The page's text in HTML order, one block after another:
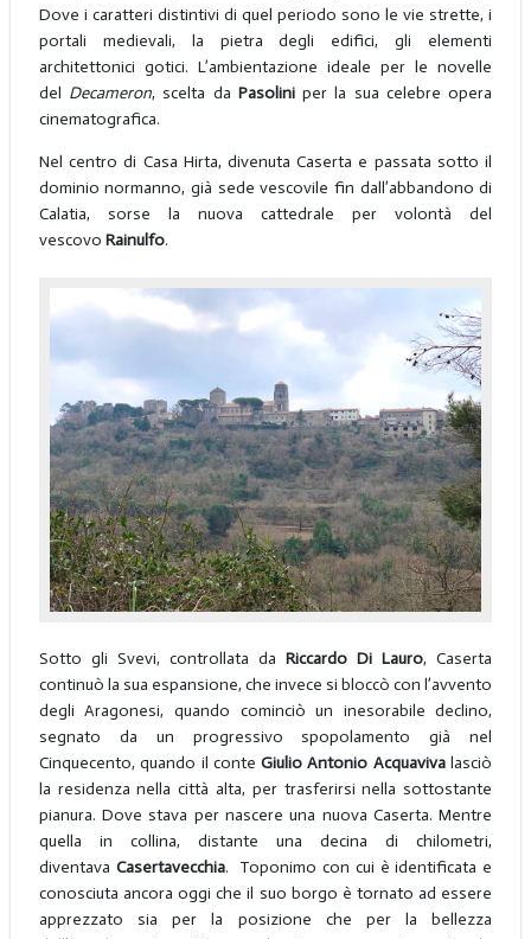
Dove i caratteri distintivi di quel periodo sono le vie strette, i
portali medievali, la pietra degli edifici, gli elementi
architettonici gotici. L’ambientazione ideale per le novelle
del Decameron, scelta da Pasoliniper la sua celebre opera
cinematografica.
Nel centro di Casa Hirta, divenuta Caserta e passata sotto il
dominio normanno, già sede vescovile fin dall’abbandono di
Calatia, sorse la nuova cattedrale per volontà del
vescovo Rainulfo.
Sotto gli Svevi, controllata daRiccardo Di Lauro, Caserta
continuò la sua espansione, che invece si bloccò con l’avvento
degli Aragonesi, quando cominciò un inesorabile declino,
segnato da un progressivo spopolamento già nel
Cinquecento, quando il conteGiulio Antonio Acquavivalasciò
la residenza nella città alta, per trasferirsi nella sottostante
pianura. Dove stava per nascere una nuova Caserta. Mentre
quella in collina, distante una decina di chilometri,
diventava Casertavecchia. Toponimo con cui è identificata e
conosciuta ancora oggi che il suo borgo è tornato ad essere
apprezzato sia per la posizione che per la bellezza